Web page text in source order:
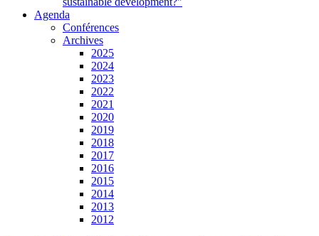
Agenda
Conférences
Archives
2025
2024
2023
2022
2021
2020
2019
2018
2017
2016
2015
2014
2013
2012